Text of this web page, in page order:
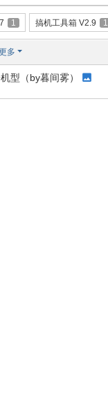
1 搞机工具箱 V2.9 1
多
型（by暮间雾）